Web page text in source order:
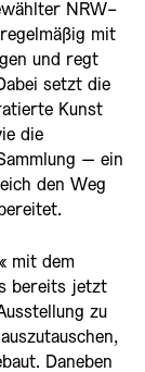
NRW-
mit
und regt
setzt die
Kunst
die
– ein
den Weg
mit dem
bereits jetzt
zu
Daneben